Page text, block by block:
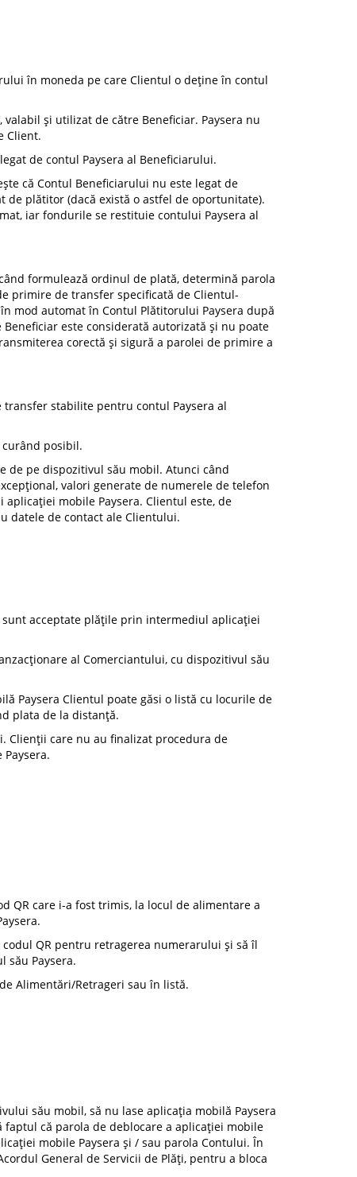
în moneda pe care Clientul o deține în contul
și utilizat de către Beneficiar. Paysera nu
Client.
de contul Paysera al Beneficiarului.
că Contul Beneficiarului nu este legat de
plătitor (dacă există o astfel de oportunitate).
iar fondurile se restituie contului Paysera al
formulează ordinul de plată, determină parola
primire de transfer specificată de Clientul-
mod automat în Contul Plătitorului Paysera după
este considerată autorizată și nu poate
corectă și sigură a parolei de primire a
stabilite pentru contul Paysera al
posibil.
de pe dispozitivul său mobil. Atunci când
valori generate de numerele de telefon
mobile Paysera. Clientul este, de
datele de contact ale Clientului.
acceptate plățile prin intermediul aplicației
al Comerciantului, cu dispozitivul său
Paysera Clientul poate găsi o listă cu locurile de
plata de la distanță.
Clienții care nu au finalizat procedura de
QR care i-a fost trimis, la locul de alimentare a
QR pentru retragerea numerarului și să îl
său Paysera.
Alimentări/Retrageri sau în listă.
său mobil, să nu lase aplicația mobilă Paysera
că parola de deblocare a aplicației mobile
mobile Paysera și / sau parola Contului. În
General de Servicii de Plăți, pentru a bloca